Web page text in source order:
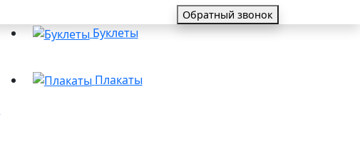
Обратный звонок
Буклеты
Плакаты